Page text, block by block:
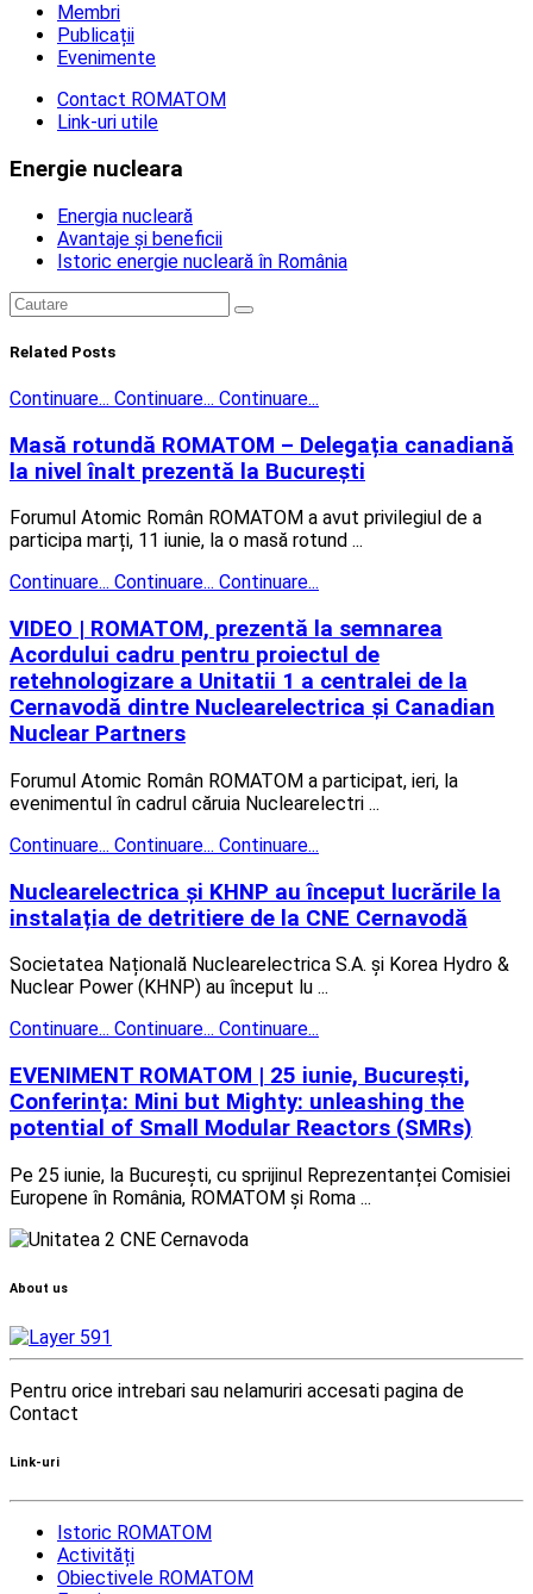
Membri
Publicații
Evenimente
Contact ROMATOM
Link-uri utile
Energie nucleara
Energia nucleară
Avantaje și beneficii
Istoric energie nucleară în România
Related Posts
Continuare... Continuare... Continuare...
Masă rotundă ROMATOM – Delegația canadiană
la nivel înalt prezentă la București
Forumul Atomic Român ROMATOM a avut privilegiul de a
participa marți, 11 iunie, la o masă rotund ...
Continuare... Continuare... Continuare...
VIDEO | ROMATOM, prezentă la semnarea
Acordului cadru pentru proiectul de
retehnologizare a Unitatii 1 a centralei de la
Cernavodă dintre Nuclearelectrica și Canadian
Nuclear Partners
Forumul Atomic Român ROMATOM a participat, ieri, la
evenimentul în cadrul căruia Nuclearelectri ...
Continuare... Continuare... Continuare...
Nuclearelectrica și KHNP au început lucrările la
instalația de detritiere de la CNE Cernavodă
Societatea Națională Nuclearelectrica S.A. și Korea Hydro &
Nuclear Power (KHNP) au început lu ...
Continuare... Continuare... Continuare...
EVENIMENT ROMATOM | 25 iunie, București,
Conferința: Mini but Mighty: unleashing the
potential of Small Modular Reactors (SMRs)
Pe 25 iunie, la București, cu sprijinul Reprezentanței Comisiei
Europene în România, ROMATOM și Roma ...
About us
Pentru orice intrebari sau nelamuriri accesati pagina de
Contact
Link-uri
Istoric ROMATOM
Activități
Obiectivele ROMATOM